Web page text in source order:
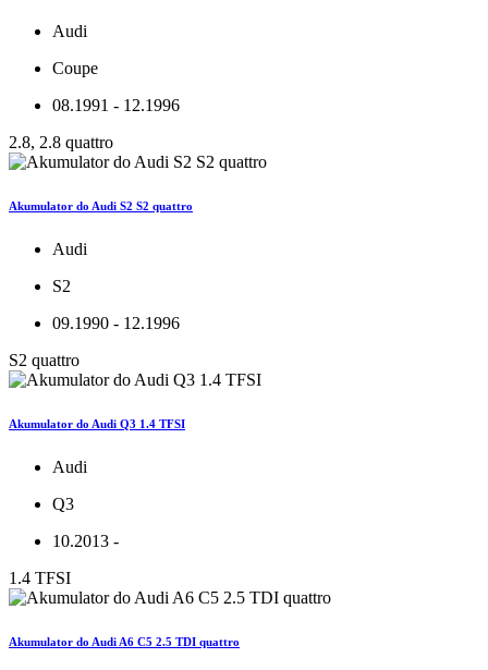
Audi
Coupe
08.1991 - 12.1996
2.8, 2.8 quattro
Akumulator do Audi S2 S2 quattro
Audi
S2
09.1990 - 12.1996
S2 quattro
Akumulator do Audi Q3 1.4 TFSI
Audi
Q3
10.2013 -
1.4 TFSI
Akumulator do Audi A6 C5 2.5 TDI quattro